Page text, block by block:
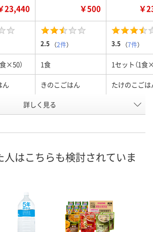
23,440 ￥500 ￥
2.5 （2件） 3.5 （7件）
×50） 1食 1セット（1食
ん きのこごはん たけのこごは
9676030 HN78761
絡いたし
8月11日（火）
ついてご連絡
カゴへ カゴへ
詳しく見る
人はこちらも検討されていま